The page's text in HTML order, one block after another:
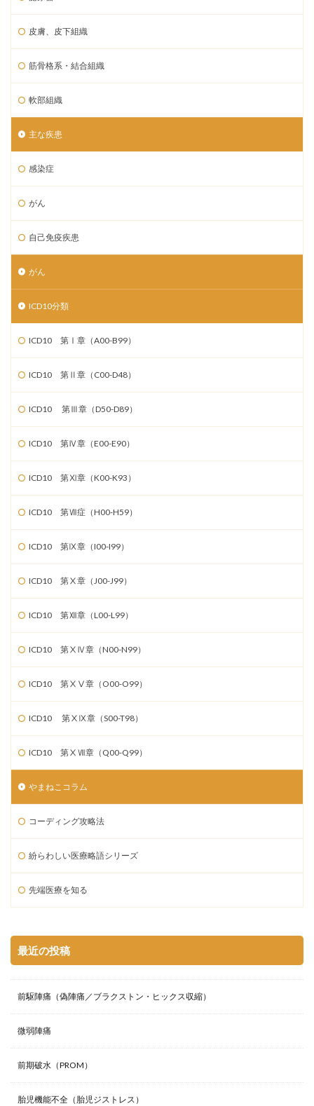
皮膚、皮下組織
筋骨格系・結合組織
軟部組織
主な疾患
感染症
がん
自己免疫疾患
がん
ICD10分類
ICD10 第Ⅰ章（A00-B99）
ICD10 第Ⅱ章（C00-D48）
ICD10 第Ⅲ章（D50-D89）
ICD10 第Ⅳ章（E00-E90）
ICD10 第Ⅺ章（K00-K93）
ICD10 第Ⅶ症（H00-H59）
ICD10 第Ⅸ章（I00-I99）
ICD10 第Ⅹ章（J00-J99）
ICD10 第Ⅻ章（L00-L99）
ICD10 第ⅩⅣ章（N00-N99）
ICD10 第ⅩⅤ章（O00-O99）
ICD10 第ⅩⅨ章（S00-T98）
ICD10 第ⅩⅦ章（Q00-Q99）
やまねこコラム
コーディング攻略法
紛らわしい医療略語シリーズ
先端医療を知る
最近の投稿
前駆陣痛（偽陣痛／ブラクストン・ヒックス収縮）
微弱陣痛
前期破水（PROM）
胎児機能不全（胎児ジストレス）